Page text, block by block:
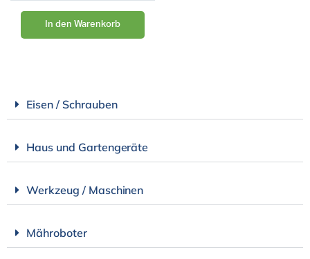
In den Warenkorb
Eisen / Schrauben
Haus und Gartengeräte
Werkzeug / Maschinen
Mähroboter